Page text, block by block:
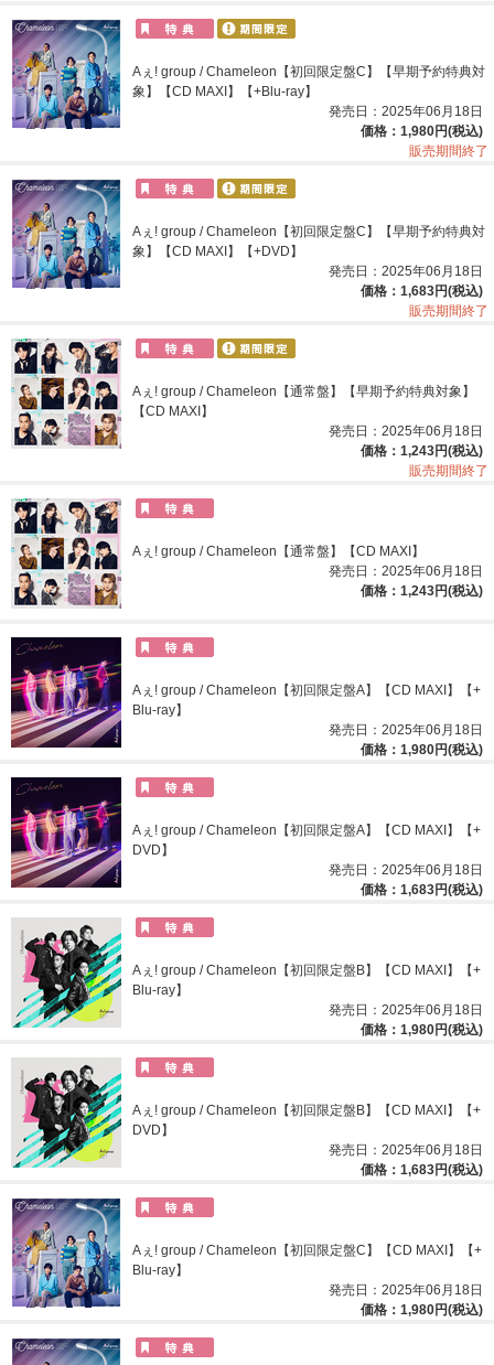
Aぇ! group / Chameleon【初回限定盤C】【早期予約特典対
象】【CD MAXI】【+Blu-ray】
発売日：2025年06月18日
価格：1,980円(税込)
販売期間終了
Aぇ! group / Chameleon【初回限定盤C】【早期予約特典対
象】【CD MAXI】【+DVD】
発売日：2025年06月18日
価格：1,683円(税込)
販売期間終了
Aぇ! group / Chameleon【通常盤】【早期予約特典対象】
【CD MAXI】
発売日：2025年06月18日
価格：1,243円(税込)
販売期間終了
Aぇ! group / Chameleon【通常盤】【CD MAXI】
発売日：2025年06月18日
価格：1,243円(税込)
Aぇ! group / Chameleon【初回限定盤A】【CD MAXI】【+
Blu-ray】
発売日：2025年06月18日
価格：1,980円(税込)
Aぇ! group / Chameleon【初回限定盤A】【CD MAXI】【+
DVD】
発売日：2025年06月18日
価格：1,683円(税込)
Aぇ! group / Chameleon【初回限定盤B】【CD MAXI】【+
Blu-ray】
発売日：2025年06月18日
価格：1,980円(税込)
Aぇ! group / Chameleon【初回限定盤B】【CD MAXI】【+
DVD】
発売日：2025年06月18日
価格：1,683円(税込)
Aぇ! group / Chameleon【初回限定盤C】【CD MAXI】【+
Blu-ray】
発売日：2025年06月18日
価格：1,980円(税込)